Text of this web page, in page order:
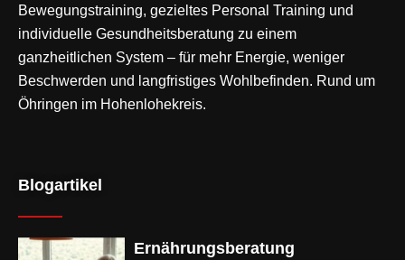
Bewegungstraining, gezieltes Personal Training und
individuelle Gesundheitsberatung zu einem
ganzheitlichen System – für mehr Energie, weniger
Beschwerden und langfristiges Wohlbefinden. Rund um
Öhringen im Hohenlohekreis.
Blogartikel
Ernährungsberatung